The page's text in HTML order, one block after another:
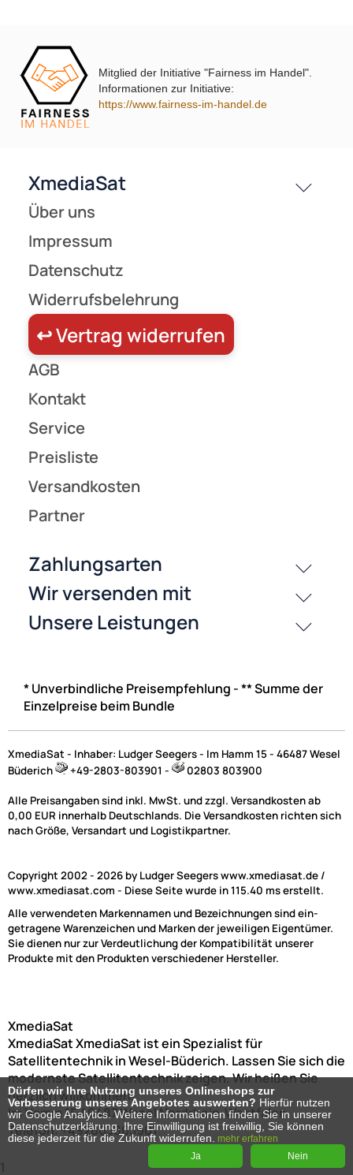
Mitglied der Initiative "Fairness im Handel".
Informationen zur Initiative:
https://www.fairness-im-handel.de
AGB
Kontakt
Service
Preisliste
Versandkosten
Zahlungsarten
Unsere Leistungen
* Unverbindliche Preisempfehlung - ** Summe der
Einzelpreise beim Bundle
XmediaSat - Inhaber: Ludger Seegers - Im Hamm 15 - 46487 Wesel
Büderich
+49-2803-803901 - 02803 803900
Alle Preisangaben sind inkl. MwSt. und zzgl. Versandkosten ab
0,00 EUR innerhalb Deutschlands. Die Versandkosten richten sich
nach Größe, Versandart und Logistikpartner.
Copyright 2002 - 2026 by Ludger Seegers www.xmediasat.de /
www.xmediasat.com - Diese Seite wurde in 115.40 ms erstellt.
Alle verwendeten Markennamen und Bezeichnungen sind ein-
getragene Warenzeichen und Marken der jeweiligen Eigentümer.
Sie dienen nur zur Verdeutlichung der Kompatibilität unserer
Produkte mit den Produkten verschiedener Hersteller.
XmediaSat
XmediaSatXmediaSat ist ein Spezialist für
Satellitentechnik in Wesel-Büderich. Lassen Sie sich die
modernste Satellitentechnik zeigen. Wir heißen Sie
herzlich willkommen!
Im Hamm 1546487Wesel Nordrhein-Westfalen
Telefon:+492803803901
Dürfen wir Ihre Nutzung unseres Onlineshops zur
Verbesserung unseres Angebotes auswerten? Hierfür nutzen
wir Google Analytics. Weitere Informationen finden Sie in unserer
Datenschutzerklärung. Ihre Einwilligung ist freiwillig, Sie können
diese jederzeit für die Zukunft widerrufen.
mehr erfahren
Nein
Ja
1